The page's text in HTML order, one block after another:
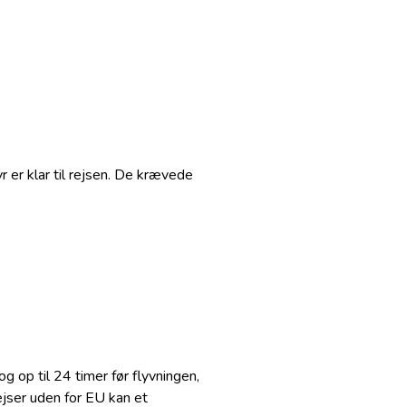
er klar til rejsen. De krævede
op til 24 timer før flyvningen,
uden for EU kan et